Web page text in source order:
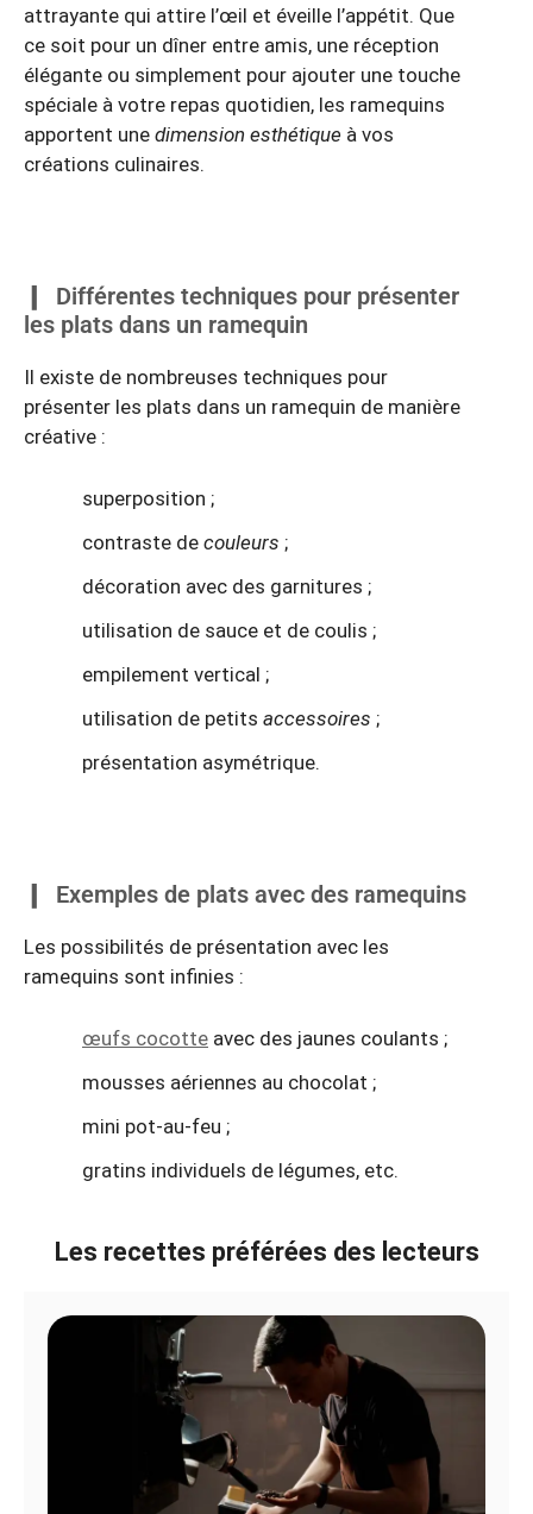
attrayante qui attire l’œil et éveille l’appétit. Que
ce soit pour un dîner entre amis, une réception
élégante ou simplement pour ajouter une touche
spéciale à votre repas quotidien, les ramequins
apportent une dimension esthétique à vos
créations culinaires.
Différentes techniques pour présenter
les plats dans un ramequin
Il existe de nombreuses techniques pour
présenter les plats dans un ramequin de manière
créative :
superposition ;
contraste de couleurs ;
décoration avec des garnitures ;
utilisation de sauce et de coulis ;
empilement vertical ;
utilisation de petits accessoires ;
présentation asymétrique.
Exemples de plats avec des ramequins
Les possibilités de présentation avec les
ramequins sont infinies :
œufs cocotte avec des jaunes coulants ;
mousses aériennes au chocolat ;
mini pot-au-feu ;
gratins individuels de légumes, etc.
Les recettes préférées des lecteurs